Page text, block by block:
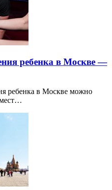
ребенка в Москве —
ребенка в Москве можно